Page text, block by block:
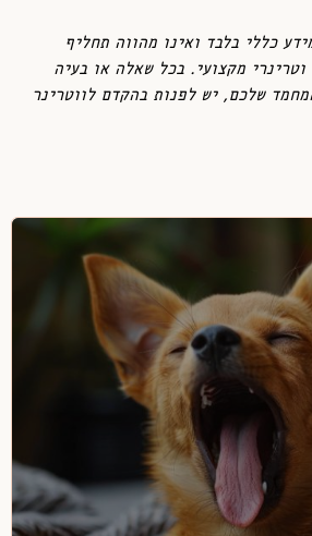
כללי בלבד ואינו מהווה תחליף
וטרינרי מקצועי. בכל שאלה או בעיה
שלכם, יש לפנות בהקדם לווטרינר